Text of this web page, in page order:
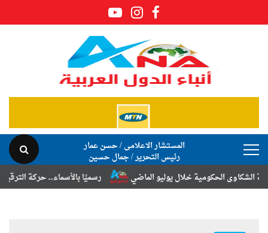
المستشار الاعلامى / حسن عمار
رئيس التحرير / جمال حسين
رسميًا بالأسماء.. حركة الترقيات
الحكومية خلال يوليو الماضي